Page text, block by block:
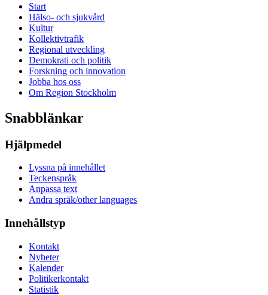
Start
Hälso- och sjukvård
Kultur
Kollektivtrafik
Regional utveckling
Demokrati och politik
Forskning och innovation
Jobba hos oss
Om Region Stockholm
Snabblänkar
Hjälpmedel
Lyssna på innehållet
Teckenspråk
Anpassa text
Andra språk/other languages
Innehållstyp
Kontakt
Nyheter
Kalender
Politikerkontakt
Statistik